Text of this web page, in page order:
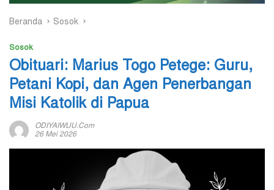
Beranda Sosok
Sosok
Obituari: Marius Togo Petege: Guru,
Petani Kopi, dan Agen Penerbangan
Misi Katolik di Papua
ODIYAIWUU.com
26 Mei 2026